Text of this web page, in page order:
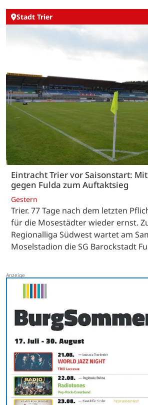
Stadt Trier
Eintracht Trier vor Saisonstart:
gegen Fulda zum Auftaktsieg
Gestern
Trier. 77 Tage nach dem letzten
für die Mosestädter wieder ernst.
Regionalliga Südwest wartet am
Moselstadion die SG Barockstadt